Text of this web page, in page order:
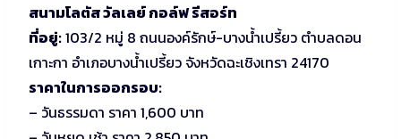
สนามโลตัส วัลเลย์ กอล์ฟ รีสอร์ท
ที่อยู่:103/2 หมู่ 8 ถนนองค์รักษ์-บางน้ำเปรี้ยว ตำบลดอน
เกาะกา อำเภอบางน้ำเปรี้ยว จังหวัดฉะเชิงเทรา 24170
ราคาในการออกรอบ:
– วันธรรมดา ราคา 1,600 บาท